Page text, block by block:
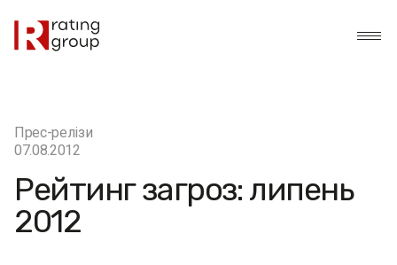
Прес-релізи
07.08.2012
Рейтинг загроз: липень
2012